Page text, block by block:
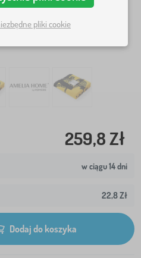
259,8 Zł
w ciągu 14 dni
22,8 Zł
Dodaj do koszyka
pliki cookie